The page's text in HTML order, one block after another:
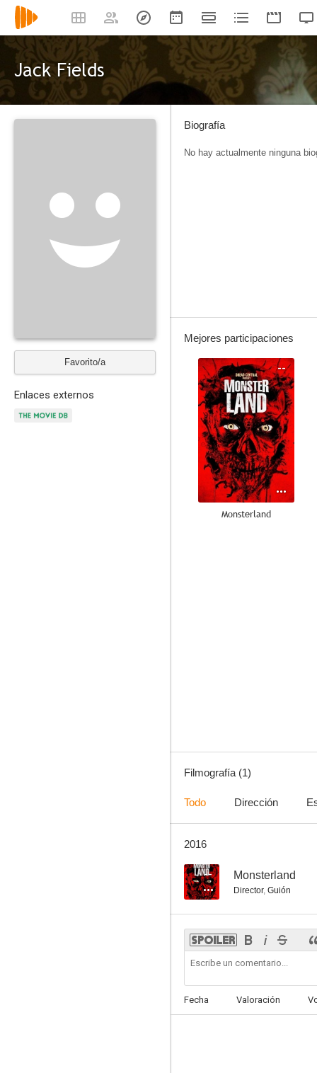
Jack Fields
Favorito/a
Enlaces externos
Biografía
No hay actualmente ninguna
Mejores participaciones
--
Monsterland
Filmografía (1)
Todo Dirección
2016
-- Monsterland
Director, Guión
Fecha Valoración